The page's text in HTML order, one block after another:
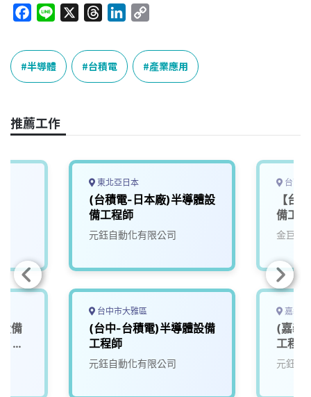
c
e
b
o
k
n
e
r
e
a
k
n
p
y
L
k
半導體 台積電 產業應用
推薦工作
備
東北亞日本
(台積電-日本廠)半導體設
備工程師
元鈺自動化有限公司
台中市大雅區
(台中-台積電)半導體設備
工程師
元鈺自動化有限公司
台南
【台
備工
金巨弘
嘉義
(嘉義)
工程師
元鈺自